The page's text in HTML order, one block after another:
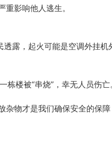
影响他人逃生。
露，起火可能是空调外挂机
楼被“串烧”，幸无人员伤亡
杂物才是我们确保安全的保障